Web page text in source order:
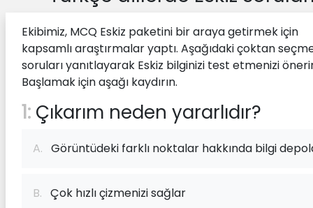
Ekibimiz, MCQ Eskiz paketini bir araya getirmek için
kapsamlı araştırmalar yaptı. Aşağıdaki çoktan
soruları yanıtlayarak Eskiz bilginizi test etmenizi
Başlamak için aşağı kaydırın.
1: Çıkarım neden yararlıdır?
A. Görüntüdeki farklı noktalar hakkında bilgi
B. Çok hızlı çizmenizi sağlar